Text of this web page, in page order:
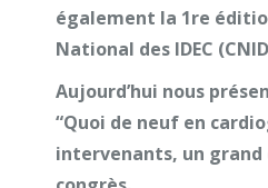
également la 1re
National des IDEC
Aujourd’hui nous
“Quoi de neuf en
intervenants, un grand